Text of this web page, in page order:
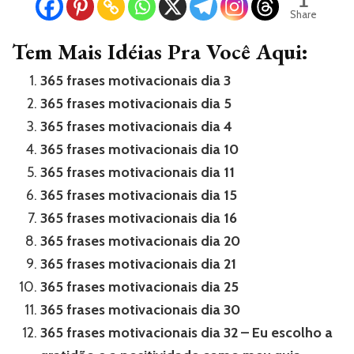
Share
Tem Mais Idéias Pra Você Aqui:
365 frases motivacionais dia 3
365 frases motivacionais dia 5
365 frases motivacionais dia 4
365 frases motivacionais dia 10
365 frases motivacionais dia 11
365 frases motivacionais dia 15
365 frases motivacionais dia 16
365 frases motivacionais dia 20
365 frases motivacionais dia 21
365 frases motivacionais dia 25
365 frases motivacionais dia 30
365 frases motivacionais dia 32 – Eu escolho a